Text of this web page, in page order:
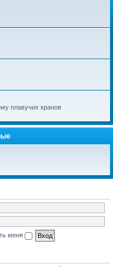
плавучих кранов
меня